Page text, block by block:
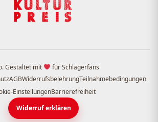
Gestaltet mit
für Schlagerfans
AGBWiderrufsbelehrungTeilnahmebedingungen
EinstellungenBarrierefreiheit
Widerruf erklären